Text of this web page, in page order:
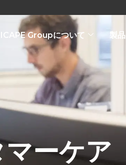
ICAPE Groupについて 製品
ーケア